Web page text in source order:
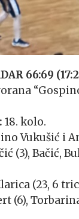
66:69
18. kolo.
Vukušić i
(3), Bačić,
(23, 6
(6),